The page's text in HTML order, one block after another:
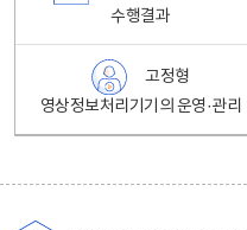
수행결과
고정형
영상정보처리기기의 운영·관리